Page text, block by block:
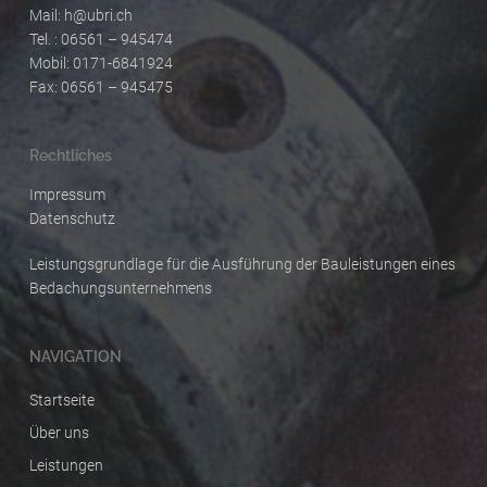
Mail: h@ubri.ch
Tel. : 06561 – 945474
Mobil: 0171-6841924
Fax: 06561 – 945475
Rechtliches
Impressum
Datenschutz
Leistungsgrundlage für die Ausführung der Bauleistungen eines
Bedachungsunternehmens
NAVIGATION
Startseite
Über uns
Leistungen